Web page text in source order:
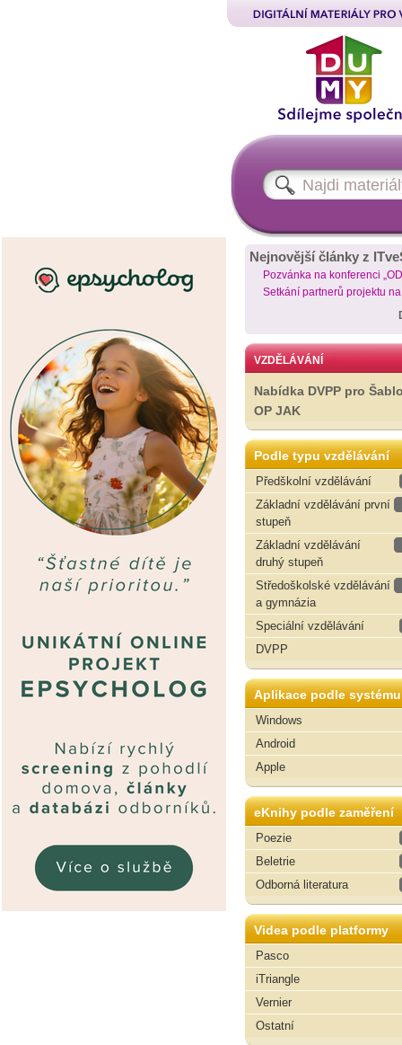
Nejnovější články z
Pozvánka na konferenci
Setkání partnerů projektu
VZDĚLÁVÁNÍ
Nabídka DVPP pro
OP JAK
Podle typu vzdělávání
Předškolní vzdělávání
Základní vzdělávání první
stupeň
Základní vzdělávání
druhý stupeň
Středoškolské vzdělávání
a gymnázia
Speciální vzdělávání
DVPP
Aplikace podle systému
Windows
Android
Apple
eKnihy podle zaměření
Poezie
Beletrie
Odborná literatura
Videa podle platformy
Pasco
iTriangle
Vernier
Ostatní